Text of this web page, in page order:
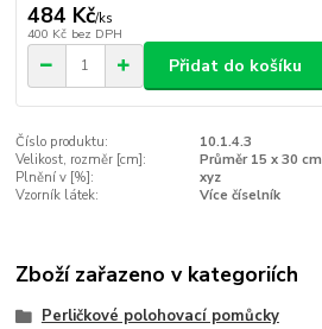
484 Kč/ks
400 Kč bez DPH
Přidat do košíku
Číslo produktu:
10.1.4.3
Velikost, rozměr [cm]:
Průměr 15 x 30 cm
Plnění v [%]:
xyz
Vzorník látek:
Více číselník
Zboží zařazeno v kategoriích
Perličkové polohovací pomůcky